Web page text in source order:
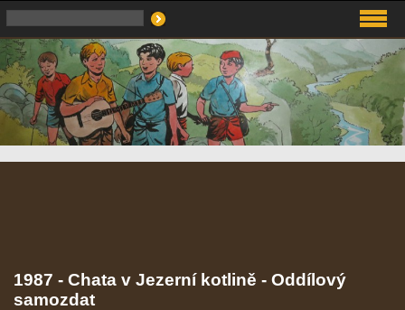
1987 - Chata v Jezerní kotlině - Oddílový
samozdat